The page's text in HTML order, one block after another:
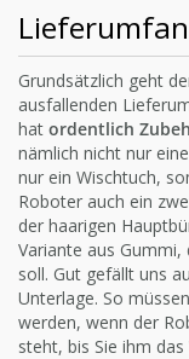
Grundsätzlich geht
ausfallenden
hat ordentlich
nämlich nicht nur
nur ein Wischtuch,
Roboter auch ein
der haarigen
Variante aus
soll. Gut gefällt uns
Unterlage. So
werden, wenn der
steht, bis Sie ihm